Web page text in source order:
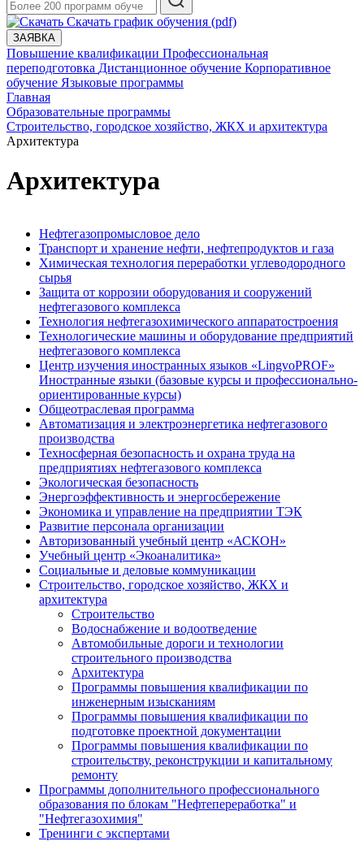
Скачать график обучения (pdf)
ЗАЯВКА
Повышение квалификации Профессиональная
переподготовка Дистанционное обучение Корпоративное
обучение Языковые программы
Главная
Образовательные программы
Строительство, городское хозяйство, ЖКХ и архитектура
Архитектура
Архитектура
Нефтегазопромысловое дело
Транспорт и хранение нефти, нефтепродуктов и газа
Химическая технология переработки углеводородного
сырья
Защита от коррозии оборудования и сооружений
нефтегазового комплекса
Технология нефтегазохимического аппаратостроения
Технологические машины и оборудование предприятий
нефтегазового комплекса
Центр изучения иностранных языков «LingvoPROF»
Иностранные языки (базовые курсы и профессионально-
ориентированные курсы)
Общеотраслевая программа
Автоматизация и электроэнергетика нефтегазового
производства
Техносферная безопасность и охрана труда на
предприятиях нефтегазового комплекса
Экологическая безопасность
Энергоэффективность и энергосбережение
Экономика и управление на предприятии ТЭК
Развитие персонала организации
Авторизованный учебный центр «АСКОН»
Учебный центр «Экоаналитика»
Социальные и деловые коммуникации
Строительство, городское хозяйство, ЖКХ и
архитектура
Строительство
Водоснабжение и водоотведение
Автомобильные дороги и технологии
строительного производства
Архитектура
Программы повышения квалификации по
инженерным изысканиям
Программы повышения квалификации по
подготовке проектной документации
Программы повышения квалификации по
строительству, реконструкции и капитальному
ремонту
Программы дополнительного профессионального
образования по блокам "Нефтепереработка" и
"Нефтегазохимия"
Тренинги с экспертами